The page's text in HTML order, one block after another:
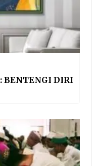
BENTENGI DIRI